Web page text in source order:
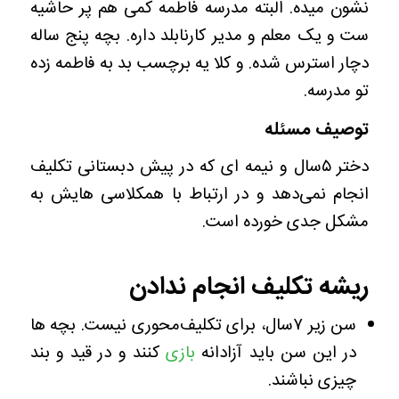
نشون میده. البته مدرسه فاطمه کمی هم پر حاشیه
ست و یک معلم و مدیر کارنابلد داره. بچه پنج ساله
دچار استرس شده. و کلا یه برچسب بد به فاطمه زده
تو مدرسه.
توصیف مسئله
دختر ۵سال و نیمه ای که در پیش دبستانی تکلیف
انجام نمی‌دهد و در ارتباط با همکلاسی هایش به
مشکل جدی خورده است.
ریشه تکلیف انجام ندادن
سن زیر ۷سال، برای تکلیف‌محوری نیست. بچه ها
در این سن باید آزادانه بازیکنند و در قید و بند
چیزی نباشند.